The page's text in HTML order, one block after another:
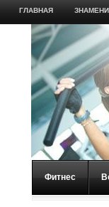
ГЛАВНАЯ
Фитнес